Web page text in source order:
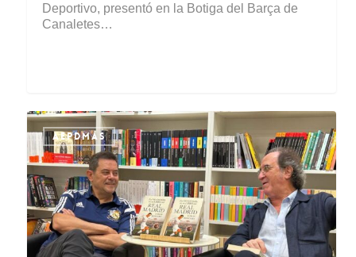
Deportivo, presentó en la Botiga del Barça de
Canaletes…
AEPDMAS